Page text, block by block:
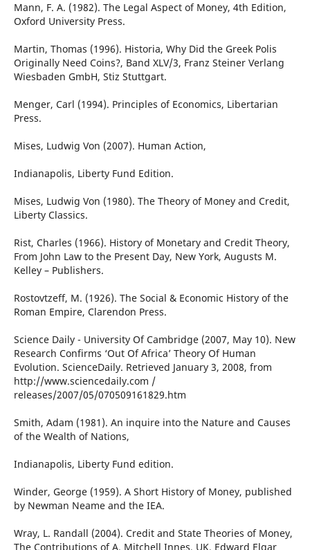
Mann, F. A. (1982). The Legal Aspect of Money, 4th Edition,
Oxford University Press.
Martin, Thomas (1996). Historia, Why Did the Greek Polis
Originally Need Coins?, Band XLV/3, Franz Steiner Verlang
Wiesbaden GmbH, Stiz Stuttgart.
Menger, Carl (1994). Principles of Economics, Libertarian
Press.
Mises, Ludwig Von (2007). Human Action,
Indianapolis, Liberty Fund Edition.
Mises, Ludwig Von (1980). The Theory of Money and Credit,
Liberty Classics.
Rist, Charles (1966). History of Monetary and Credit Theory,
From John Law to the Present Day, New York, Augusts M.
Kelley – Publishers.
Rostovtzeff, M. (1926). The Social & Economic History of the
Roman Empire, Clarendon Press.
Science Daily - University Of Cambridge (2007, May 10). New
Research Confirms ‘Out Of Africa’ Theory Of Human
Evolution. ScienceDaily. Retrieved January 3, 2008, from
http://www.sciencedaily.com /
releases/2007/05/070509161829.htm
Smith, Adam (1981). An inquire into the Nature and Causes
of the Wealth of Nations,
Indianapolis, Liberty Fund edition.
Winder, George (1959). A Short History of Money, published
by Newman Neame and the IEA.
Wray, L. Randall (2004). Credit and State Theories of Money,
The Contributions of A. Mitchell Innes, UK, Edward Elgar